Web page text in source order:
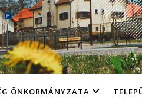
ÖNKORMÁNYZATA